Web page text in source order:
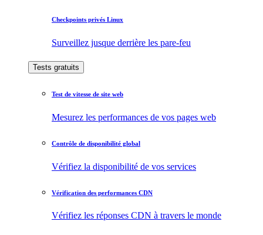
Checkpoints privés Linux
Surveillez jusque derrière les pare-feu
Tests gratuits
Test de vitesse de site web
Mesurez les performances de vos pages web
Contrôle de disponibilité global
Vérifiez la disponibilité de vos services
Vérification des performances CDN
Vérifiez les réponses CDN à travers le monde